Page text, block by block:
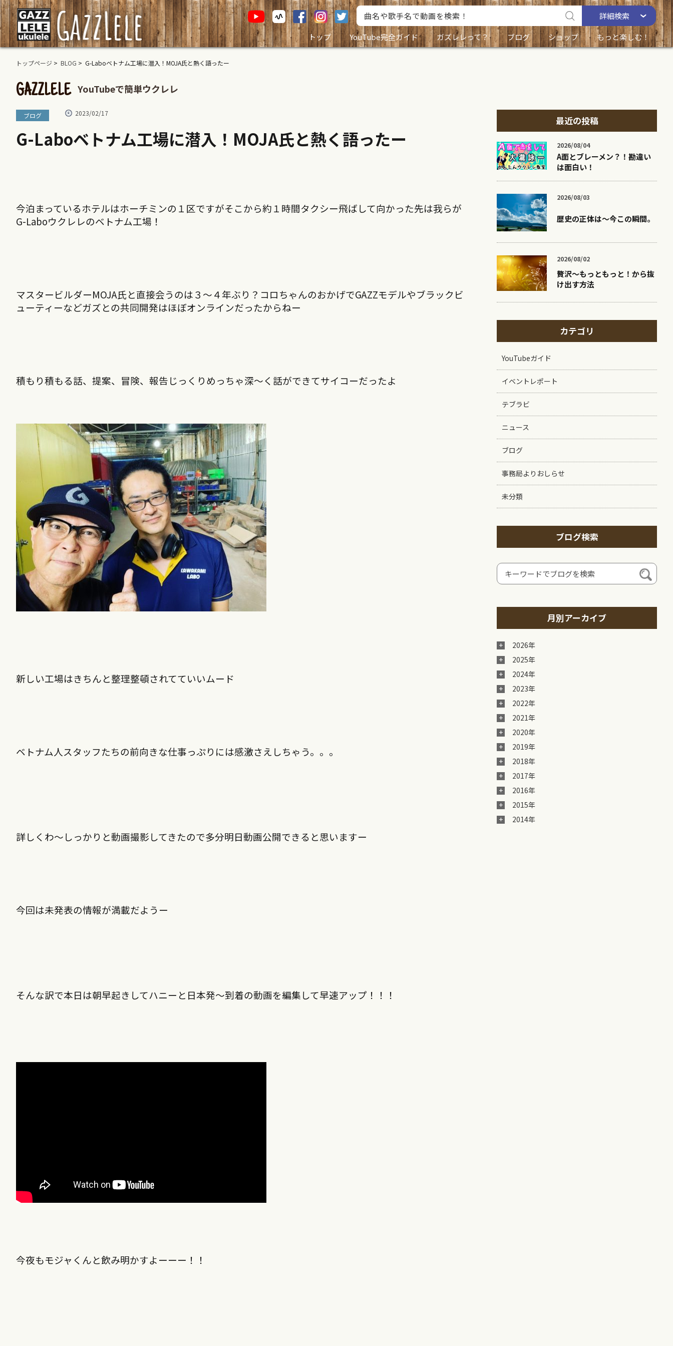
詳細検索
トップ
YouTube完全ガイド ガズレレって？ ブログ ショップ もっと楽しむ！
トップページ > BLOG > G-Laboベトナム工場に潜入！MOJA氏と熱く語ったー
GAZZLELE YouTubeで簡単ウクレレ
ブログ 2023/02/17
G-Laboベトナム工場に潜入！MOJA氏と熱く語ったー
今泊まっているホテルはホーチミンの１区ですがそこから約１時間タクシー飛ばして向かった先は我らが
G-Laboウクレレのベトナム工場！
マスタービルダーMOJA氏と直接会うのは３〜４年ぶり？コロちゃんのおかげでGAZZモデルやブラックビ
ューティーなどガズとの共同開発はほぼオンラインだったからねー
積もり積もる話、提案、冒険、報告じっくりめっちゃ深〜く話ができてサイコーだったよ
新しい工場はきちんと整理整頓されてていいムード
ベトナム人スタッフたちの前向きな仕事っぷりには感激さえしちゃう。。。
詳しくわ〜しっかりと動画撮影してきたので多分明日動画公開できると思いますー
今回は未発表の情報が満載だようー
そんな訳で本日は朝早起きしてハニーと日本発〜到着の動画を編集して早速アップ！！！
今夜もモジャくんと飲み明かすよーーー！！
最近の投稿
2026/08/04
A面とブレーメン？！勘違い
は面白い！
2026/08/03
歴史の正体は〜今この瞬間。
2026/08/02
贅沢〜もっともっと！から抜
け出す方法
カテゴリ
YouTubeガイド
イベントレポート
テブラビ
ニュース
ブログ
事務局よりおしらせ
未分類
ブログ検索
月別アーカイブ
2026年
2025年
2024年
2023年
2022年
2021年
2020年
2019年
2018年
2017年
2016年
2015年
2014年